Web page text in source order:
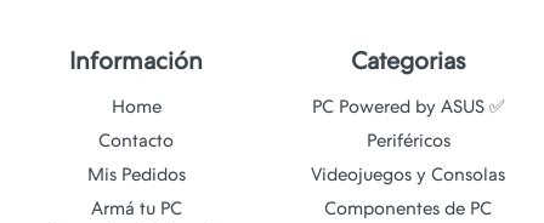
Información
Home
Contacto
Mis Pedidos
Armá tu PC
Categorias
PC Powered by ASUS ✅
Periféricos
Videojuegos y Consolas
Componentes de PC